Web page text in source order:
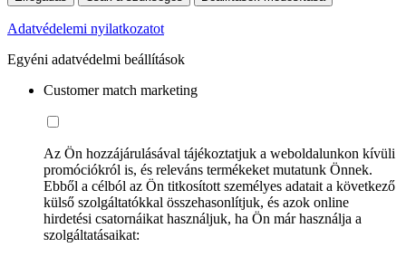
Adatvédelemi nyilatkozatot
Egyéni adatvédelmi beállítások
Customer match marketing
Az Ön hozzájárulásával tájékoztatjuk a weboldalunkon kívüli
promóciókról is, és releváns termékeket mutatunk Önnek.
Ebből a célból az Ön titkosított személyes adatait a következő
külső szolgáltatókkal összehasonlítjuk, és azok online
hirdetési csatornáikat használjuk, ha Ön már használja a
szolgáltatásaikat: